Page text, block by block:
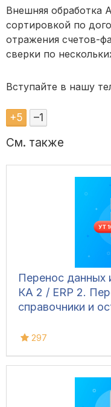
Внешняя обработка
сортировкой по
отражения счетов-
сверки по
Вступайте в нашу
+5 –1
См. также
Перенос данных
КА 2 / ERP 2.
справочники и
297